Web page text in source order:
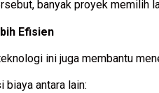
banyak proyek memilih
Efisien
ini juga membantu
biaya antara lain: